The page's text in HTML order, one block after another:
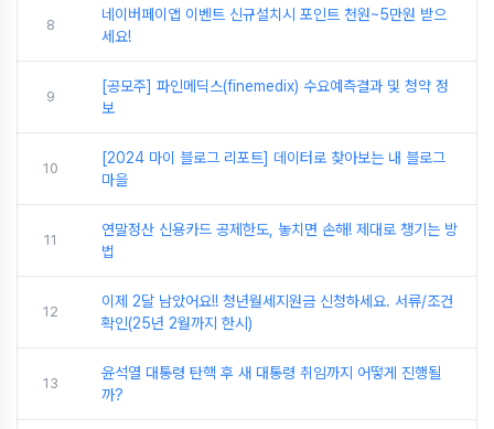
8
네이버페이앱 이벤트 신규설치시 포인트 천원~5만원 받으
세요!
9
[공모주] 파인메딕스(finemedix) 수요예측결과 및 청약 정
보
10
[2024 마이 블로그 리포트] 데이터로 찾아보는 내 블로그
마을
11
연말정산 신용카드 공제한도, 놓치면 손해! 제대로 챙기는 방
법
12
이제 2달 남았어요!! 청년월세지원금 신청하세요. 서류/조건
확인(25년 2월까지 한시)
13
윤석열 대통령 탄핵 후 새 대통령 취임까지 어떻게 진행될
까?